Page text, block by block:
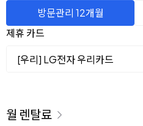
방문관리 12개월
제휴 카드
[우리] LG전자 우리카드
이용 요금
월 렌탈료